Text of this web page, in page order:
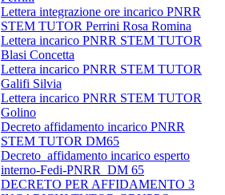
Lettera integrazione ore incarico PNRR
STEM TUTOR Perrini Rosa Romina
Lettera incarico PNRR STEM TUTOR
Blasi Concetta
Lettera incarico PNRR STEM TUTOR
Galifi Silvia
Lettera incarico PNRR STEM TUTOR
Golino
Decreto affidamento incarico PNRR
STEM TUTOR DM65
Decreto_affidamento incarico esperto
interno-Fedi-PNRR_DM 65
DECRETO PER AFFIDAMENTO 3